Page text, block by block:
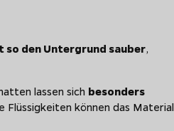
so den Untergrund sauber,
lassen sich besonders
können das Material